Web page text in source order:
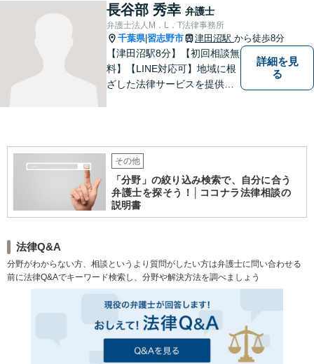
貞に関して実績多数、女性側
からのご相談にも注力してい
ます。あなたの思いをしっか
りと伺います。
長谷部 秀幸 弁護士
弁護士法人M．L．T法律事務所
千葉県|習志野市 津田沼駅 から徒歩8分
【津田沼駅8分】【初回相談無
料】【LINE対応可】地域に根
ざした法律サービスを提供し
決を目指して力を尽くしてお
ります。まずはお気軽にご相
談ください。
詳細を見
る
その他
「分野」の絞り込み検索で、自分に合う
弁護士を探そう！│ココナラ法律相談の
説明書
法律Q&A
分野がわからない方、相談というより質問がしたい方は弁護士に問い合わせる
前に法律Q&Aでキーワード検索し、分野や解決方法を調べましょう